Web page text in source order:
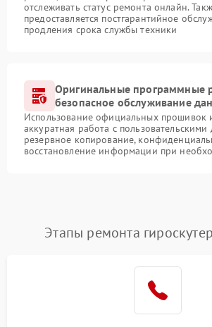
отслеживать статус ремонта онлайн.
предоставляется постгарантийное
продления срока службы техники
Оригинальные программные
безопасное обслуживание
Использование официальных прошивок
аккуратная работа с
резервное копирование,
восстановление информации при
Этапы ремонта